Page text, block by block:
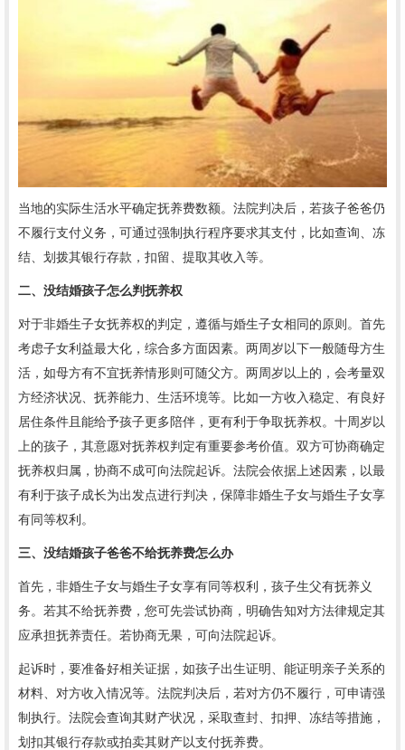
当地的实际生活水平确定抚养费数额。法院判决后，若孩子爸爸仍
不履行支付义务，可通过强制执行程序要求其支付，比如查询、冻
结、划拨其银行存款，扣留、提取其收入等。
二、没结婚孩子怎么判抚养权
对于非婚生子女抚养权的判定，遵循与婚生子女相同的原则。首先
考虑子女利益最大化，综合多方面因素。两周岁以下一般随母方生
活，如母方有不宜抚养情形则可随父方。两周岁以上的，会考量双
方经济状况、抚养能力、生活环境等。比如一方收入稳定、有良好
居住条件且能给予孩子更多陪伴，更有利于争取抚养权。十周岁以
上的孩子，其意愿对抚养权判定有重要参考价值。双方可协商确定
抚养权归属，协商不成可向法院起诉。法院会依据上述因素，以最
有利于孩子成长为出发点进行判决，保障非婚生子女与婚生子女享
有同等权利。
三、没结婚孩子爸爸不给抚养费怎么办
首先，非婚生子女与婚生子女享有同等权利，孩子生父有抚养义
务。若其不给抚养费，您可先尝试协商，明确告知对方法律规定其
应承担抚养责任。若协商无果，可向法院起诉。
起诉时，要准备好相关证据，如孩子出生证明、能证明亲子关系的
材料、对方收入情况等。法院判决后，若对方仍不履行，可申请强
制执行。法院会查询其财产状况，采取查封、扣押、冻结等措施，
划扣其银行存款或拍卖其财产以支付抚养费。